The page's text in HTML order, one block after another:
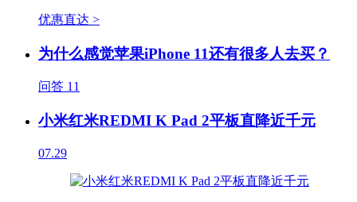
优惠直达 >
为什么感觉苹果iPhone 11还有很多人去买？
问答 11
小米红米REDMI K Pad 2平板直降近千元
07.29